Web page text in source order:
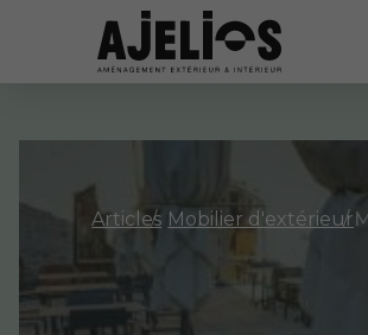
Articles Mobilier d'extérieur